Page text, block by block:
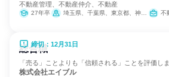
不動産管理、不動産仲介、不動産
27年卒 埼玉県、千葉県、東京都、神奈川県 不
締切：12月31日
総合職
「売る」ことよりも「信頼される」ことを評価しま
株式会社エイブル